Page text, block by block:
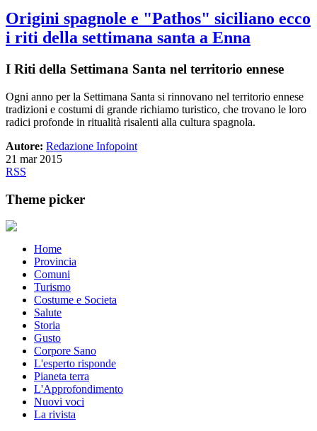
Origini spagnole e "Pathos" siciliano ecco
i riti della settimana santa a Enna
I Riti della Settimana Santa nel territorio ennese
Ogni anno per la Settimana Santa si rinnovano nel territorio ennese
tradizioni e costumi di grande richiamo turistico, che trovano le loro
radici profonde in ritualità risalenti alla cultura spagnola.
Autore: Redazione Infopoint
21 mar 2015
RSS
Theme picker
Home
Provincia
Comuni
Turismo
Costume e Societa
Salute
Storia
Gusto
Corpore Sano
L'esperto risponde
Pianeta terra
L'Approfondimento
Nuovi voci
La rivista